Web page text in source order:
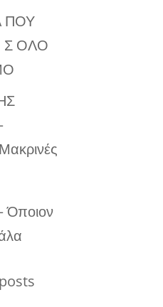
ΠΟΥ
Σ ΟΛΟ
Όποιον